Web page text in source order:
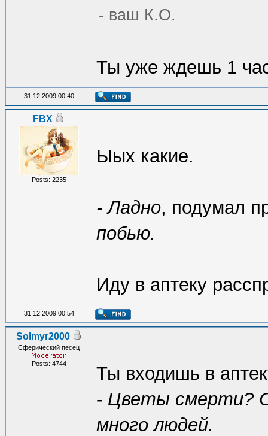
- ваш К.О.
Ты уже ждешь 1 час
31.12.2009 00:40
FBX
Posts: 2235
Ыых какие.
- Ладно, подумал
побью.
Иду в аптеку
31.12.2009 00:54
Solmyr2000
Сферический песец
Posts: 4744
Ты входишь в
- Цветы смерти?
много людей.